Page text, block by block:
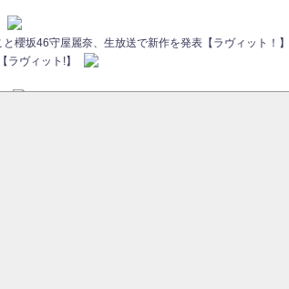
櫻坂46守屋麗奈、生放送で新作を発表【ラヴィット！】
ラヴィット!】